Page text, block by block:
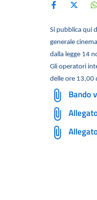
Si pubblica qui
generale
dalla legge 14
Gli operatori
delle ore 13,00
Bando